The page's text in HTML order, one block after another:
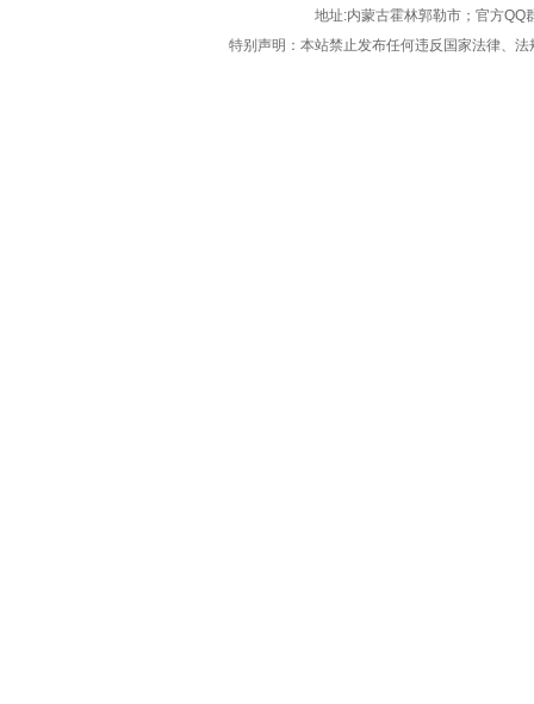
地址:内蒙古霍林郭勒市；官方QQ
特别声明：本站禁止发布任何违反国家法律、